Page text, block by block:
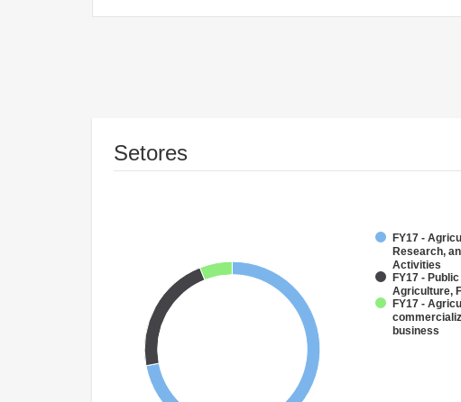
Setores
FY17 -
Research,
Activities
FY17 -
Agriculture,
FY17 -
business